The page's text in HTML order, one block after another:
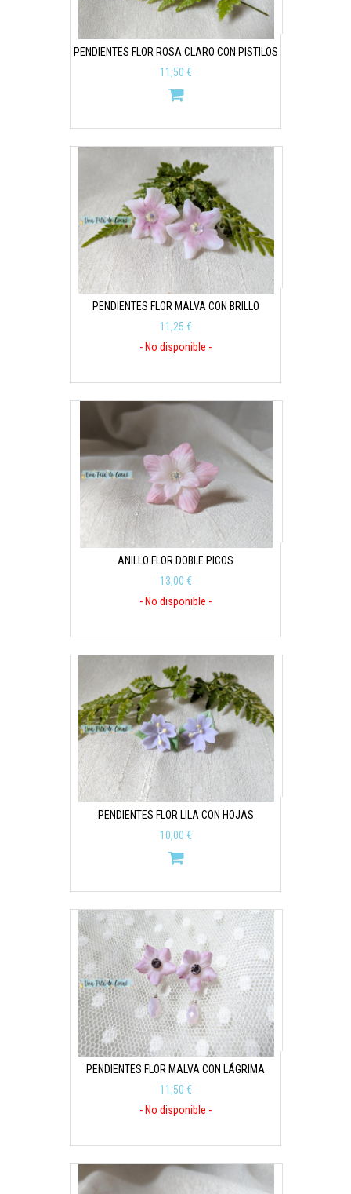
PENDIENTES FLOR ROSA CLARO CON PISTILOS
11,50 €
PENDIENTES FLOR MALVA CON BRILLO
11,25 €
- No disponible -
ANILLO FLOR DOBLE PICOS
13,00 €
- No disponible -
PENDIENTES FLOR LILA CON HOJAS
10,00 €
PENDIENTES FLOR MALVA CON LÁGRIMA
11,50 €
- No disponible -